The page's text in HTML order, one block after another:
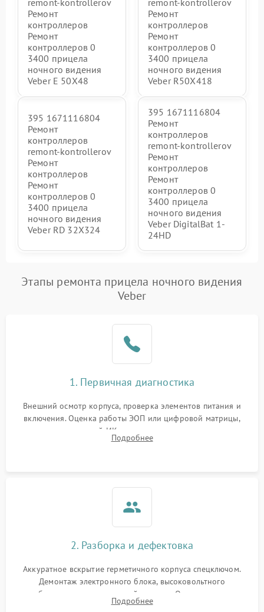
remont-kontrollerov
Ремонт
контроллеров
Ремонт
контроллеров 0
3400 прицела
ночного видения
Veber E 50X48
remont-kontrollerov
Ремонт
контроллеров
Ремонт
контроллеров 0
3400 прицела
ночного видения
Veber R50X418
395 1671116804
Ремонт
контроллеров
remont-kontrollerov
Ремонт
контроллеров
Ремонт
контроллеров 0
3400 прицела
ночного видения
Veber RD 32X324
395 1671116804
Ремонт
контроллеров
remont-kontrollerov
Ремонт
контроллеров
Ремонт
контроллеров 0
3400 прицела
ночного видения
Veber DigitalBat 1-
24HD
Этапы ремонта прицела ночного видения
Veber
1. Первичная диагностика
Внешний осмотр корпуса, проверка элементов питания и
включения. Оценка работы ЭОП или цифровой матрицы,
проверка встроенной ИК-подсветки и механизма выверки
прицельной сетки. Выявление видимых дефектов оптики и
Подробнее
2. Разборка и дефектовка
Аккуратное вскрытие герметичного корпуса спецключом.
Демонтаж электронного блока, высоковольтного
преобразователя и оптической системы. Осмотр контактов
на окисление и проверка целостности уплотнительных
Подробнее